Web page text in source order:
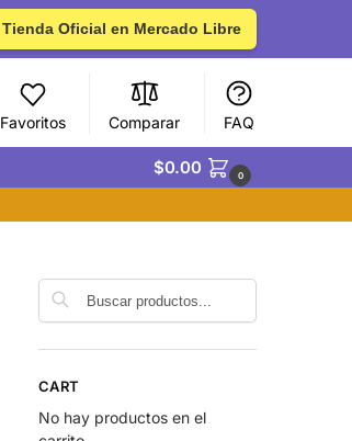
Tienda Oficial en Mercado Libre
Favoritos Comparar FAQ
$0.00 0
CART
No hay productos en el